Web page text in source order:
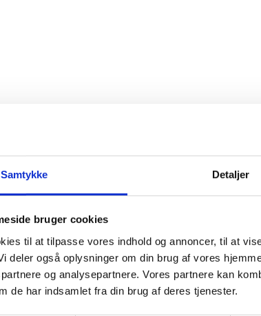
Samtykke Detaljer
bruger cookies
til at tilpasse vores indhold og annoncer, til at
deler også oplysninger om din brug af vores
og analysepartnere. Vores partnere kan
de har indsamlet fra din brug af deres tjenester.